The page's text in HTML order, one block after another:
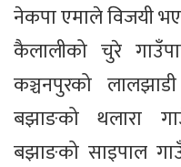
नेकपा एमाले विजयी
कैलालीको चुरे
कञ्चनपुरको
बझाङको थलारा
बझाङको साइपाल